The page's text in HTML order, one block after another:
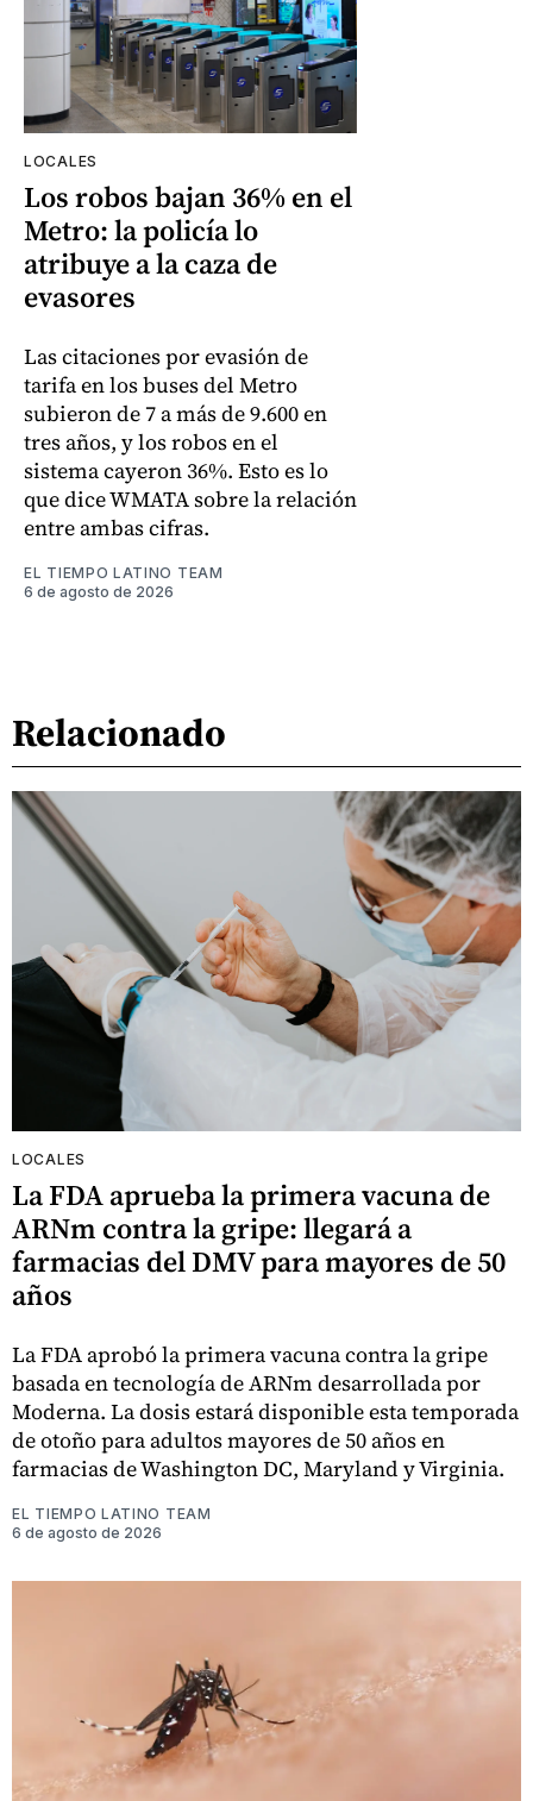
LOCALES
Los robos bajan 36% en el
Metro: la policía lo
atribuye a la caza de
evasores
Las citaciones por evasión de
tarifa en los buses del Metro
subieron de 7 a más de 9.600 en
tres años, y los robos en el
sistema cayeron 36%. Esto es lo
que dice WMATA sobre la relación
entre ambas cifras.
EL TIEMPO LATINO TEAM
6 de agosto de 2026
Relacionado
LOCALES
La FDA aprueba la primera vacuna de
ARNm contra la gripe: llegará a
farmacias del DMV para mayores de 50
años
La FDA aprobó la primera vacuna contra la gripe
basada en tecnología de ARNm desarrollada por
Moderna. La dosis estará disponible esta temporada
de otoño para adultos mayores de 50 años en
farmacias de Washington DC, Maryland y Virginia.
EL TIEMPO LATINO TEAM
6 de agosto de 2026